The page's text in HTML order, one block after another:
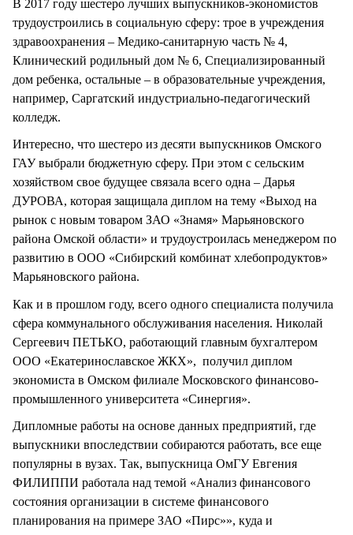
В 2017 году шестеро лучших выпускников-экономистов
трудоустроились в социальную сферу: трое в учреждения
здравоохранения – Медико-санитарную часть № 4,
Клинический родильный дом № 6, Специализированный
дом ребенка, остальные – в образовательные учреждения,
например, Саргатский индустриально-педагогический
колледж.
Интересно, что шестеро из десяти выпускников Омского
ГАУ выбрали бюджетную сферу. При этом с сельским
хозяйством свое будущее связала всего одна – Дарья
ДУРОВА, которая защищала диплом на тему «Выход на
рынок с новым товаром ЗАО «Знамя» Марьяновского
района Омской области» и трудоустроилась менеджером по
развитию в ООО «Сибирский комбинат хлебопродуктов»
Марьяновского района.
Как и в прошлом году, всего одного специалиста получила
сфера коммунального обслуживания населения. Николай
Сергеевич ПЕТЬКО, работающий главным бухгалтером
ООО «Екатеринославское ЖКХ», получил диплом
экономиста в Омском филиале Московского финансово-
промышленного университета «Синергия».
Дипломные работы на основе данных предприятий, где
выпускники впоследствии собираются работать, все еще
популярны в вузах. Так, выпускница ОмГУ Евгения
ФИЛИППИ работала над темой «Анализ финансового
состояния организации в системе финансового
планирования на примере ЗАО «Пирс»», куда и